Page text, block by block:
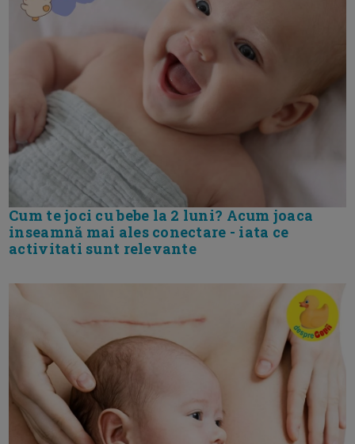
Cum te joci cu bebe la 2 luni? Acum joaca
inseamnă mai ales conectare - iata ce
activitati sunt relevante